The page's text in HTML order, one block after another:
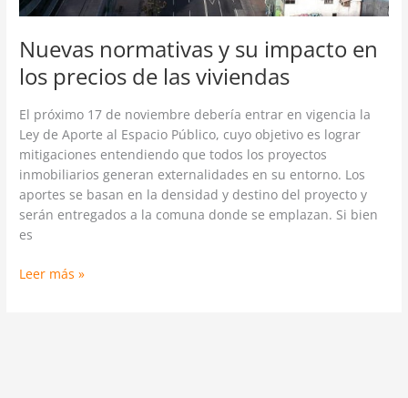
Nuevas normativas y su impacto en
los precios de las viviendas
El próximo 17 de noviembre debería entrar en vigencia la
Ley de Aporte al Espacio Público, cuyo objetivo es lograr
mitigaciones entendiendo que todos los proyectos
inmobiliarios generan externalidades en su entorno. Los
aportes se basan en la densidad y destino del proyecto y
serán entregados a la comuna donde se emplazan. Si bien
es
viviendas
Leer más »